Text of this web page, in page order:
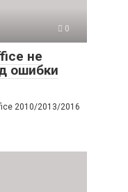
0
не
ошибки
2010/2013/2016